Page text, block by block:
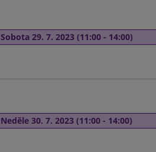
Sobota 29. 7. 2023 (11:00 - 14:00)
Neděle 30. 7. 2023 (11:00 - 14:00)